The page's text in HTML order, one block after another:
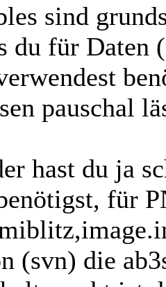
sind
du für
pauschal
hast du ja
für
(svn) die